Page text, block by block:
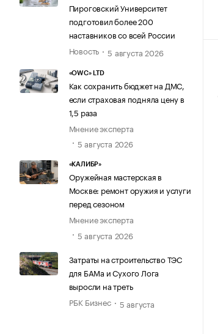
Пироговский Университет
подготовил более 200
наставников со всей России
Новость
5 августа 2026
«OWC» LTD
Как сохранить бюджет на ДМС,
если страховая подняла цену в
1,5 раза
Мнение эксперта
5 августа 2026
«КАЛИБР»
Оружейная мастерская в
Москве: ремонт оружия и услуги
перед сезоном
Мнение эксперта
5 августа 2026
Затраты на строительство ТЭС
для БАМа и Сухого Лога
выросли на треть
РБК Бизнес
5 августа